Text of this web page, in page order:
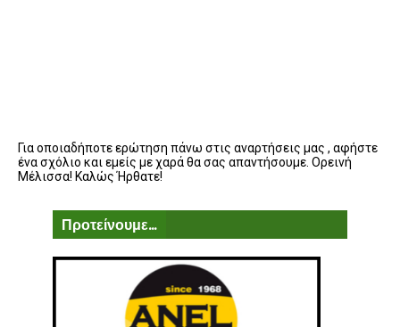
Για οποιαδήποτε ερώτηση πάνω στις αναρτήσεις μας , αφήστε
ένα σχόλιο και εμείς με χαρά θα σας απαντήσουμε. Ορεινή
Μέλισσα! Καλώς Ήρθατε!
Προτείνουμε...